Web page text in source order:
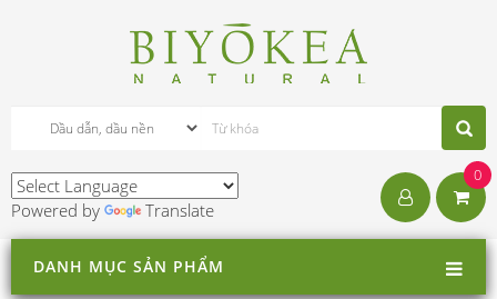
Powered by Translate
0
DANH MỤC SẢN PHẨM